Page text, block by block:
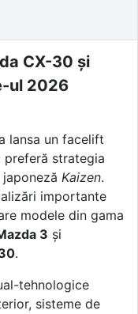
CX-30 și
ul 2026
lansa un facelift
preferă strategia
Kaizen.
importante
modele din gama
3 și
.
tehnologice
sisteme de